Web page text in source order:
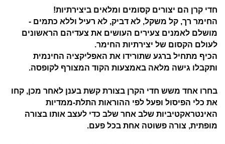
חדי קרן הם יצורים קסומים ומלאים ביצירתיות!
החימר רך, קל משקל, לא דביק, לא רעיל וללא כתמים -
מושלם לאמנים צעירים העושים את צעדיהם הראשונים
לעולם הקסום של יצירתיות החימר.
הכיף מתחיל ברגע שתורידו את האפליקציה החינמית
ותקבלו גישה מלאה באמצעות הקוד המצורף לקופסה.
בחרו אחד משש חדי הקרן בצורת קשת בענן לאחר מכן, קחו
את כלי הפיסול ופעל לפי ההוראות התלת-ממדיות
האינטראקטיביות שלב אחר שלב כדי לעצב אותו בצורה
מופתית, צורה פשוטה אחת בכל פעם.